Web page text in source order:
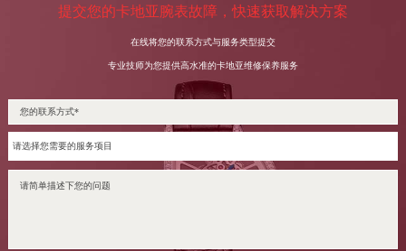
提交您的卡地亚腕表故障，快速获取解决方案
在线将您的联系方式与服务类型提交
专业技师为您提供高水准的卡地亚维修保养服务